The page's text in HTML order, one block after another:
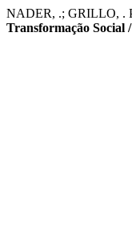
NADER, .; GRILLO, .
Transformação Social